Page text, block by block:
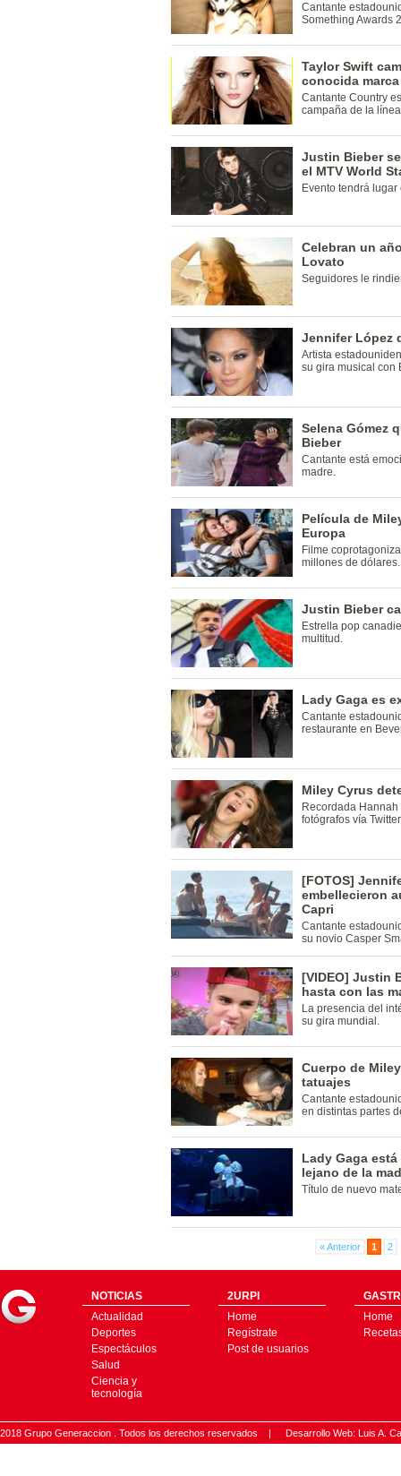
Cantante
Something Awards
Taylor Swift
conocida
Cantante Country
campaña de la
Justin Bieber
el MTV World
Evento tendrá
Celebran un
Lovato
Seguidores le
Jennifer López
Artista
su gira musical con
Selena Gómez
Bieber
Cantante está
madre.
Película de
Europa
Filme
millones de dólares.
Justin Bieber
Estrella pop
multitud.
Lady Gaga es
Cantante
restaurante en
Miley Cyrus
Recordada
fotógrafos vía
[FOTOS]
embellecieron
Capri
Cantante
su novio Casper
[VIDEO] Justin
hasta con las
La presencia del
su gira mundial.
Cuerpo de
tatuajes
Cantante
en distintas partes
Lady Gaga
lejano de la
Título de nuevo
« Anterior 1 2
NOTICIAS
Actualidad
Deportes
Espectáculos
Salud
Ciencia y
tecnología
2URPI
Home
Regístrate
Post de usuarios
Home
2018 Grupo Generaccion . Todos los derechos reservados | Desarrollo Web: Luis